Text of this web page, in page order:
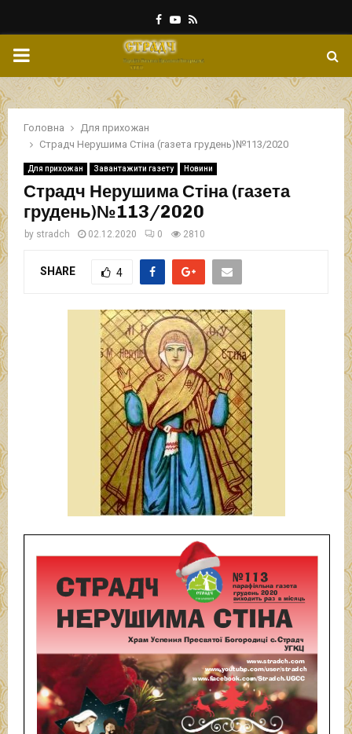
Facebook
Youtube
Rss
PRIMARY
MENU
Головна
Для прихожан
Страдч Нерушима Стіна (газета грудень)№113/2020
Для прихожан Завантажити газету Новини
Страдч Нерушима Стіна (газета
грудень)№113/2020
by stradch 02.12.2020 0 2810
SHARE 4